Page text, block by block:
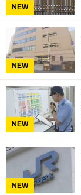
NEW
NEW
NEW
NEW